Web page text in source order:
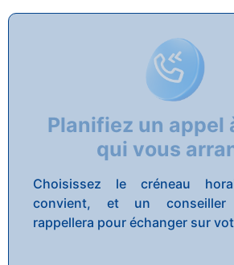
Planifiez un appel
qui vous
Choisissez le créneau
convient, et un
rappellera pour échanger sur